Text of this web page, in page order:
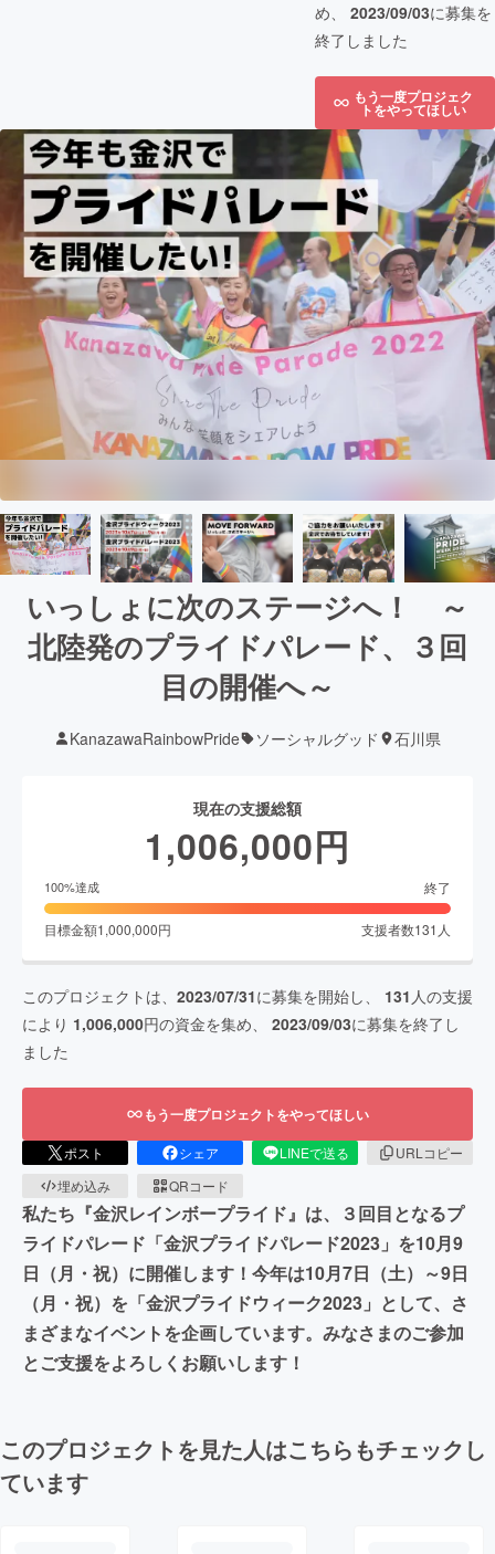
め、 2023/09/03に募集を
終了しました
もう一度プロジェク
トをやってほしい
いっしょに次のステージへ！ ～
北陸発のプライドパレード、３回
目の開催へ～
KanazawaRainbowPride ソーシャルグッド 石川県
現在の支援総額
1,006,000円
100%達成 終了
目標金額1,000,000円 支援者数131 人
このプロジェクトは、 2023/07/31に募集を開始し、 131 人の支援
により 1,006,000円の資金を集め、 2023/09/03に募集を終了し
ました
もう一度プロジェクトをやってほしい
ポスト シェア LINEで送る
URLコピー
埋め込み
QRコード
私たち『金沢レインボープライド』は、３回目となるプ
ライドパレード「金沢プライドパレード2023」を10月9
日（月・祝）に開催します！今年は10月7日（土）～9日
（月・祝）を「金沢プライドウィーク2023」として、さ
まざまなイベントを企画しています。みなさまのご参加
とご支援をよろしくお願いします！
このプロジェクトを見た人はこちらもチェックし
ています